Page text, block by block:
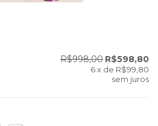
R$998,00 R$598,80
6x de R$99,80
sem juros